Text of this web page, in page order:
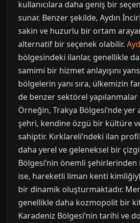
kullanıcılara daha geniş bir
sunar. Benzer şekilde, Aydın
sakin ve huzurlu bir ortam
alternatif bir seçenek olabilir.
bölgesindeki ilanlar, genellikle
samimi bir hizmet anlayışını
bölgelerin yanı sıra, ülkemizin
de benzer sektörel yapılanmalar
Örneğin, Trakya Bölgesi’nde yer
şehri, kendine özgü bir kültüre
sahiptir. Kırklareli’ndeki ilan
daha yerel ve geleneksel bir
Bölgesi’nin önemli
ise, hareketli liman kenti
bir dinamik oluşturmaktadır.
genellikle daha kozmopolit bir
Karadeniz Bölgesi’nin tarihi ve